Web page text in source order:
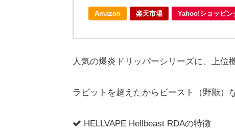
Amazon 楽天市場 Yahoo!ショッピン
人気の爆炎ドリッパーシリーズに、上位
ラビットを超えたからビースト（野獣）
HELLVAPE Hellbeast RDAの特徴